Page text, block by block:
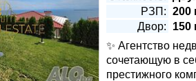
РЗП: 200
Двор:
150
✨ Агентство
сочетающую в
престижного